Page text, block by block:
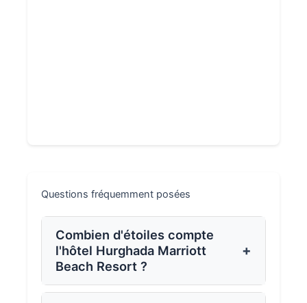
Questions fréquemment posées
Combien d'étoiles compte
l'hôtel Hurghada Marriott
Beach Resort ?
+